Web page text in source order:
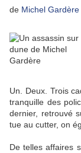
de Michel Gardère
Un. Deux. Trois
tranquille des
dernier, retrouvé
tue au cutter, on
De telles affaires